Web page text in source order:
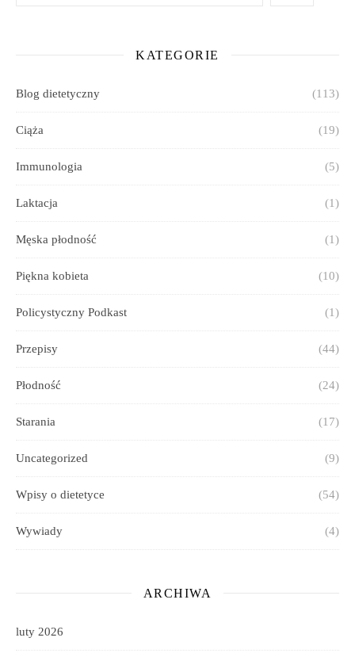
KATEGORIE
Blog dietetyczny (113)
Ciąża (19)
Immunologia (5)
Laktacja (1)
Męska płodność (1)
Piękna kobieta (10)
Policystyczny Podkast (1)
Przepisy (44)
Płodność (24)
Starania (17)
Uncategorized (9)
Wpisy o dietetyce (54)
Wywiady (4)
ARCHIWA
luty 2026